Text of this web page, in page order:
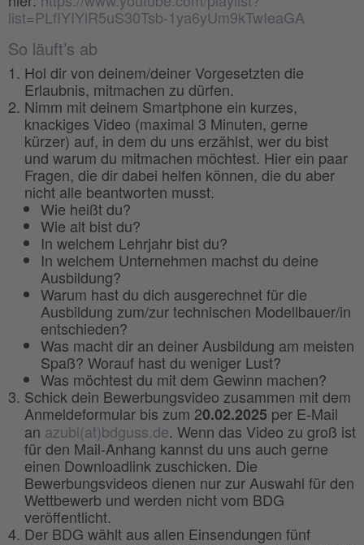
list=PLfIYIYlR5uS30Tsb-1ya6yUm9kTwIeaGA
So läuft’s ab
Hol dir von deinem/deiner Vorgesetzten die
Erlaubnis, mitmachen zu dürfen.
Nimm mit deinem Smartphone ein kurzes,
knackiges Video (maximal 3 Minuten, gerne
kürzer) auf, in dem du uns erzählst, wer du bist
und warum du mitmachen möchtest. Hier ein paar
Fragen, die dir dabei helfen können, die du aber
nicht alle beantworten musst.
Wie heißt du?
Wie alt bist du?
In welchem Lehrjahr bist du?
In welchem Unternehmen machst du deine
Ausbildung?
Warum hast du dich ausgerechnet für die
Ausbildung zum/zur technischen Modellbauer/in
entschieden?
Was macht dir an deiner Ausbildung am meisten
Spaß? Worauf hast du weniger Lust?
Was möchtest du mit dem Gewinn machen?
Schick dein Bewerbungsvideo zusammen mit dem
Anmeldeformular bis zum 20.02.2025 per E-Mail
an azubi(at)bdguss.de. Wenn das Video zu groß ist
für den Mail-Anhang kannst du uns auch gerne
einen Downloadlink zuschicken. Die
Bewerbungsvideos dienen nur zur Auswahl für den
Wettbewerb und werden nicht vom BDG
veröffentlicht.
Der BDG wählt aus allen Einsendungen fünf